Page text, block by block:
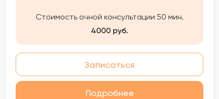
Стоимость очной консультации 50 мин.
4000 руб.
Записаться
Подробнее